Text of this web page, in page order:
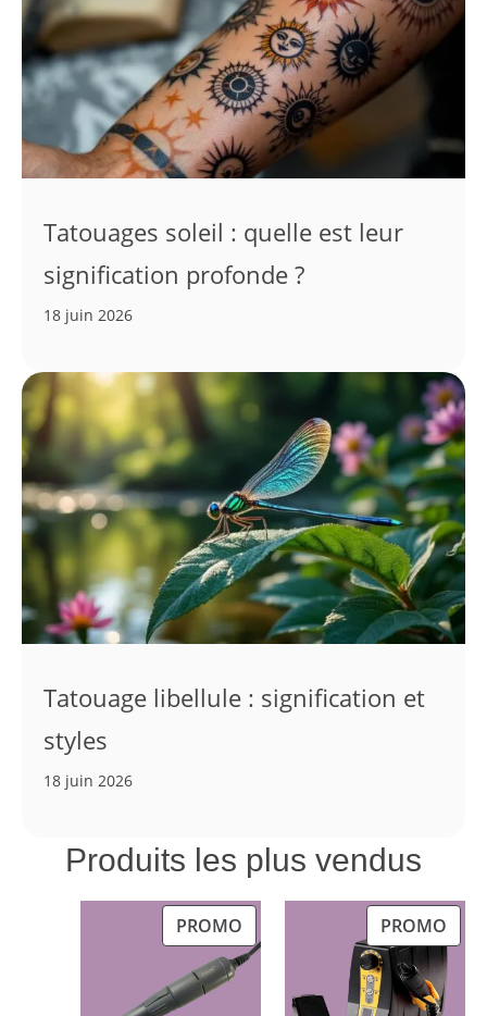
Tatouages soleil : quelle est leur
signification profonde ?
18 juin 2026
Tatouage libellule : signification et
styles
18 juin 2026
Produits les plus vendus
PROMOPRODUIT
EN
PROMOTION
PROMO
EN